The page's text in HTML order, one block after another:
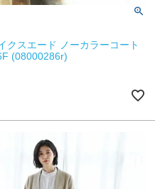
クスエード ノーカラーコート
(08000286r)